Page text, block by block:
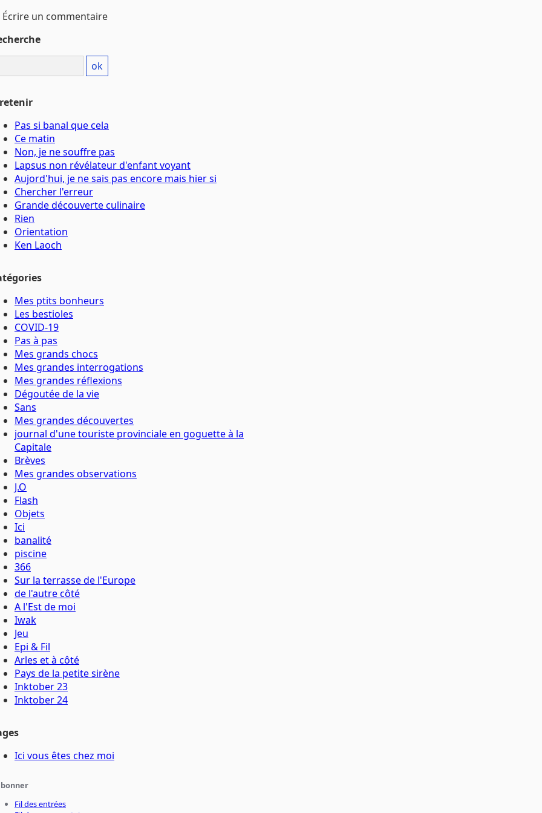
Écrire un commentaire
Pas si banal que cela
Ce matin
Non, je ne souffre pas
Lapsus non révélateur d'enfant voyant
Aujord'hui, je ne sais pas encore mais hier si
Chercher l'erreur
Grande découverte culinaire
Rien
Orientation
Ken Laoch
Mes ptits bonheurs
Les bestioles
COVID-19
Pas à pas
Mes grands chocs
Mes grandes interrogations
Mes grandes réflexions
Dégoutée de la vie
Sans
Mes grandes découvertes
journal d'une touriste provinciale en goguette à la
Capitale
Brèves
Mes grandes observations
J.O
Flash
Objets
Ici
banalité
piscine
366
Sur la terrasse de l'Europe
de l'autre côté
A l'Est de moi
Iwak
Jeu
Epi & Fil
Arles et à côté
Pays de la petite sirène
Inktober 23
Inktober 24
Ici vous êtes chez moi
Fil des entrées